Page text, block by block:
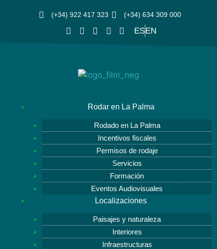
(+34) 922 417 323 (+34) 634 309 000
ESEN
Rodar en La Palma
Rodado en La Palma
Incentivos fiscales
Permisos de rodaje
Servicios
Formación
Eventos Audiovisuales
Localizaciones
Paisajes y naturaleza
Interiores
Infraestructuras